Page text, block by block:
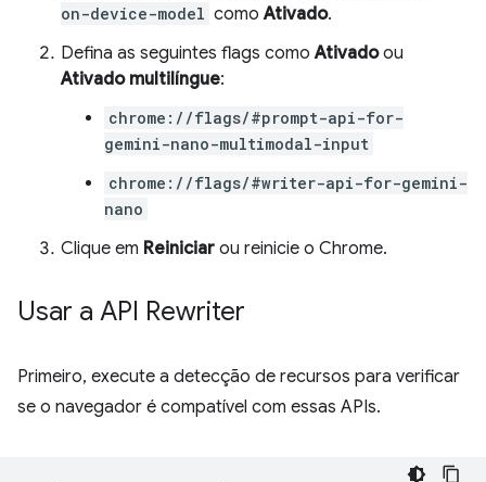
on-device-model comoAtivado.
Defina as seguintes flags comoAtivadoou
Ativado multilíngue:
chrome://flags/#prompt-api-for-
gemini-nano-multimodal-input
chrome://flags/#writer-api-for-gemini-
nano
Clique em Reiniciar ou reinicie o Chrome.
Usar a API Rewriter
Primeiro, execute a detecção de recursos para verificar
se o navegador é compatível com essas APIs.